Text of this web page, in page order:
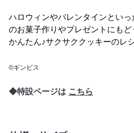
ハロウィンやバレンタインとい
のお菓子作りやプレゼントにもど
かんたん♪サクサククッキーのレ
©ギンビス
◆特設ページは こちら